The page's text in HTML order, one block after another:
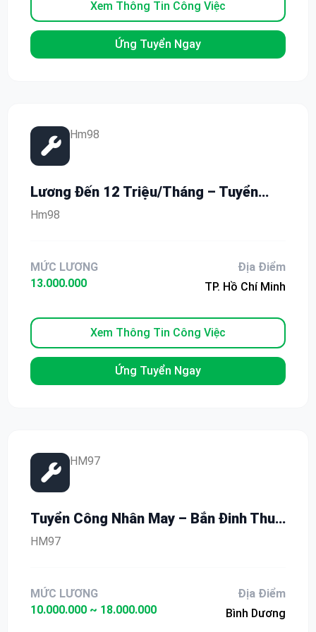
Xem Thông Tin Công Việc
Ứng Tuyển Ngay
Hm98
Lương Đến 12 Triệu/Tháng – Tuyển
Gấp Lao Động Phổ Thông Nam Nữ Tại
Hm98
MỨC LƯƠNG
13.000.000
Địa Điểm
TP. Hồ Chí Minh
Xem Thông Tin Công Việc
Ứng Tuyển Ngay
HM97
Tuyển Công Nhân May – Bắn Đinh Thu
Nhập Đến 18 Triệu Tại Bình Dương
HM97
MỨC LƯƠNG
10.000.000 ~ 18.000.000
Địa Điểm
Bình Dương